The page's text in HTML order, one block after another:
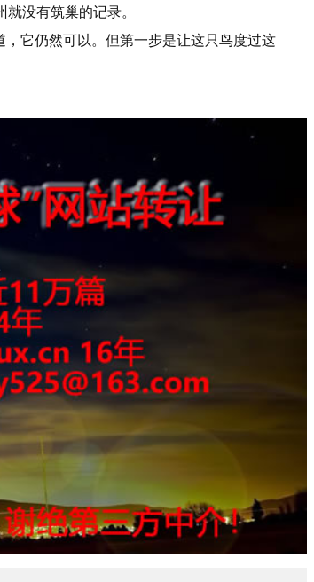
没有筑巢的记录。
它仍然可以。但第一步是让这只鸟度过这